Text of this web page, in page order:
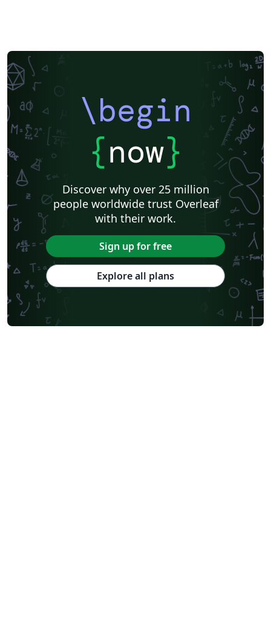
\begin
{now}
Discover why over 25 million
people worldwide trust Overleaf
with their work.
Sign up for free
Explore all plans